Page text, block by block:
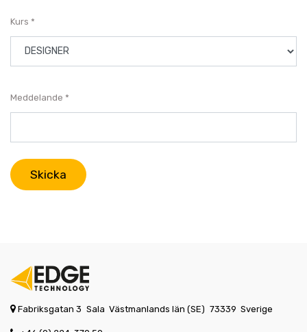
Kurs
Meddelande
Skicka
Fabriksgatan 3 Sala Västmanlands län (SE) 73339 Sverige